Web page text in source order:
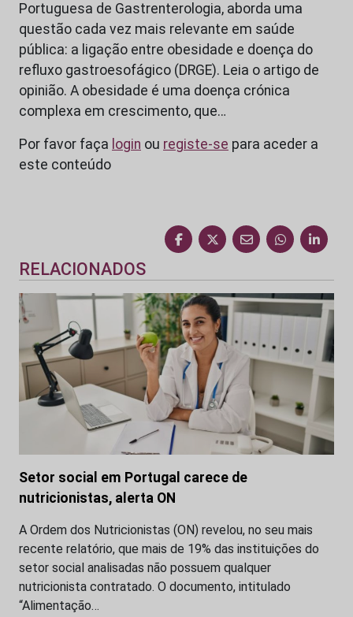
Portuguesa de Gastrenterologia, aborda uma
questão cada vez mais relevante em saúde
pública: a ligação entre obesidade e doença do
refluxo gastroesofágico (DRGE). Leia o artigo de
opinião. A obesidade é uma doença crónica
complexa em crescimento, que…
Por favor faça login ou registe-se para aceder a
este conteúdo
RELACIONADOS
Setor social em Portugal carece de
nutricionistas, alerta ON
A Ordem dos Nutricionistas (ON) revelou, no seu mais
recente relatório, que mais de 19% das instituições do
setor social analisadas não possuem qualquer
nutricionista contratado. O documento, intitulado
“Alimentação…